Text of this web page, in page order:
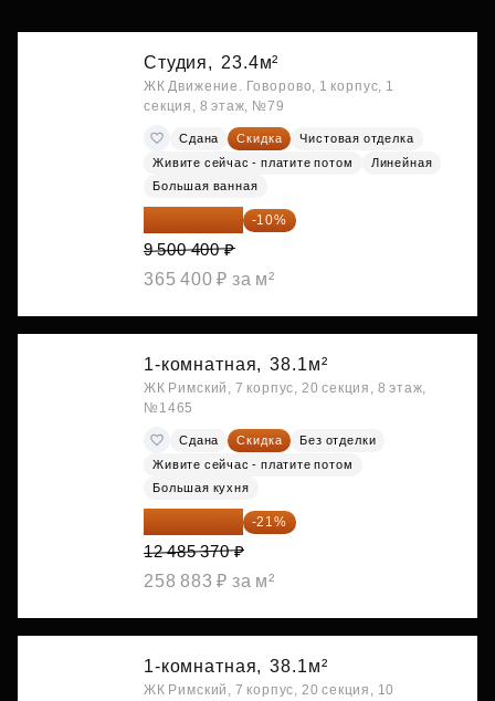
Студия, 23.4м²
ЖК Движение. Говорово, 1 корпус, 1
секция, 8 этаж, №79
Сдана Скидка
Чистовая отделка
Живите сейчас - платите потом
Линейная
Большая ванная
-10%
9 500 400 ₽
365 400 ₽ за м²
1-комнатная, 38.1м²
ЖК Римский, 7 корпус, 20 секция, 8 этаж,
№1465
Сдана Скидка
Без отделки
Живите сейчас - платите потом
Большая кухня
-21%
12 485 370 ₽
258 883 ₽ за м²
1-комнатная, 38.1м²
ЖК Римский, 7 корпус, 20 секция, 10